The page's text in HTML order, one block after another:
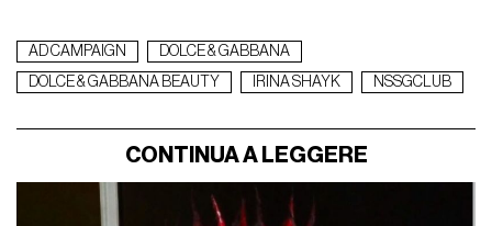
AD CAMPAIGN
DOLCE & GABBANA
DOLCE & GABBANA BEAUTY
IRINA SHAYK NSSGCLUB
CONTINUA A LEGGERE